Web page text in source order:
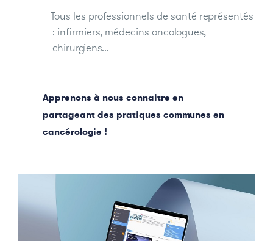
Tous les professionnels de santé représentés
: infirmiers, médecins oncologues,
chirurgiens...
Apprenons à nous connaitre en
partageant des pratiques communes en
cancérologie !